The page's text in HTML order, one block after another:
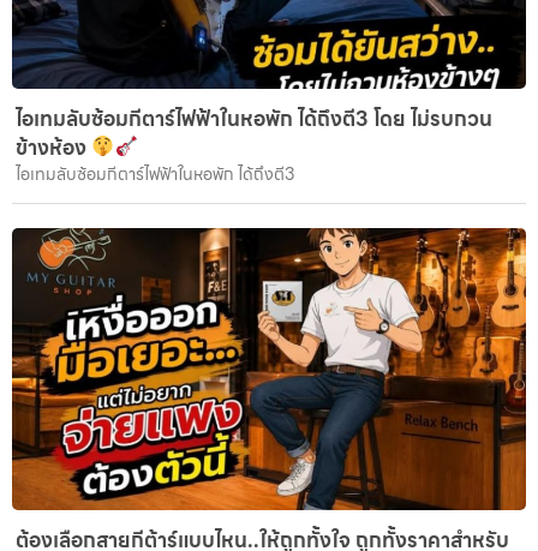
ไอเทมลับซ้อมกีตาร์ไฟฟ้าในหอพัก ได้ถึงตี3 โดย ไม่รบกวน
ข้างห้อง
ไอเทมลับซ้อมกีตาร์ไฟฟ้าในหอพัก ได้ถึงตี3
ต้องเลือกสายกีต้าร์แบบไหน..ให้ถูกทั้งใจ ถูกทั้งราคาสำหรับ